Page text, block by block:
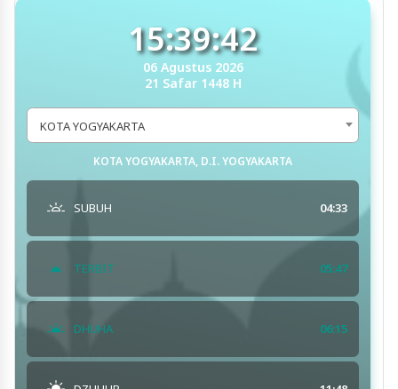
15:39:43
06 Agustus 2026
21 Safar 1448 H
KOTA YOGYAKARTA
KOTA YOGYAKARTA, D.I. YOGYAKARTA
SUBUH 04:33
TERBIT 05:47
DHUHA 06:15